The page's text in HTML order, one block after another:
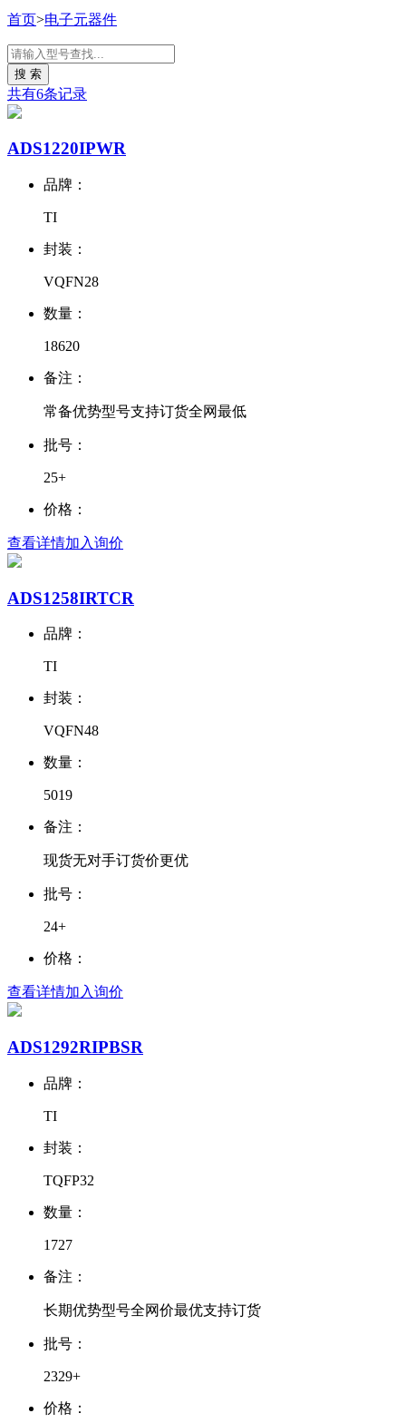
首页>电子元器件
共有6条记录
ADS1220IPWR
品牌：
TI
封装：
VQFN28
数量：
18620
备注：
常备优势型号支持订货全网最低
批号：
25+
价格：
查看详情加入询价
ADS1258IRTCR
品牌：
TI
封装：
VQFN48
数量：
5019
备注：
现货无对手订货价更优
批号：
24+
价格：
查看详情加入询价
ADS1292RIPBSR
品牌：
TI
封装：
TQFP32
数量：
1727
备注：
长期优势型号全网价最优支持订货
批号：
2329+
价格：